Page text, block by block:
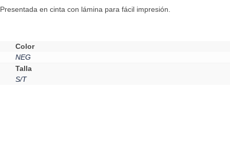
Presentada en cinta con lámina para fácil impresión.
Color
NEG
Talla
S/T